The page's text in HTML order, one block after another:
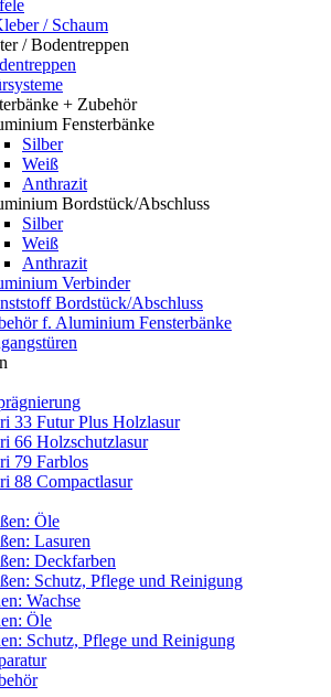
/ Schaum
/ Bodentreppen
+ Zubehör
Fensterbänke
Silber
Weiß
Anthrazit
Bordstück/Abschluss
Silber
Weiß
Anthrazit
Verbinder
Bordstück/Abschluss
f. Aluminium Fensterbänke
33 Futur Plus Holzlasur
66 Holzschutzlasur
79 Farblos
88 Compactlasur
Öle
Lasuren
Deckfarben
Schutz, Pflege und Reinigung
Wachse
Öle
Schutz, Pflege und Reinigung